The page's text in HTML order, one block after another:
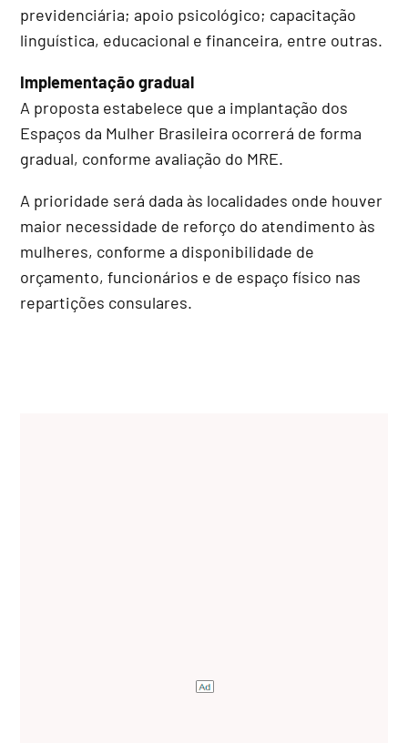
previdenciária; apoio psicológico; capacitação
linguística, educacional e financeira, entre outras.
Implementação gradual
A proposta estabelece que a implantação dos
Espaços da Mulher Brasileira ocorrerá de forma
gradual, conforme avaliação do MRE.
A prioridade será dada às localidades onde houver
maior necessidade de reforço do atendimento às
mulheres, conforme a disponibilidade de
orçamento, funcionários e de espaço físico nas
repartições consulares.